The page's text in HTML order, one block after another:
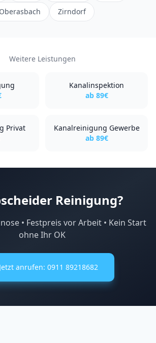
Oberasbach
Zirndorf
Weitere Leistungen
Kanalinspektion
ab 89€
Privat
Kanalreinigung Gewerbe
ab 89€
Reinigung?
• Festpreis vor Arbeit • Kein Start
ohne Ihr OK
Jetzt anrufen: 0911 89218682